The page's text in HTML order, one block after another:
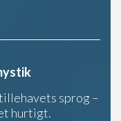
sprog –
hurtigt.